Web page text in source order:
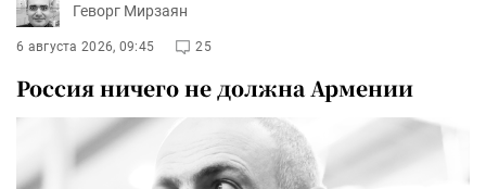
Геворг Мирзаян
6 августа 2026, 09:45 25
Россия ничего не должна Армении